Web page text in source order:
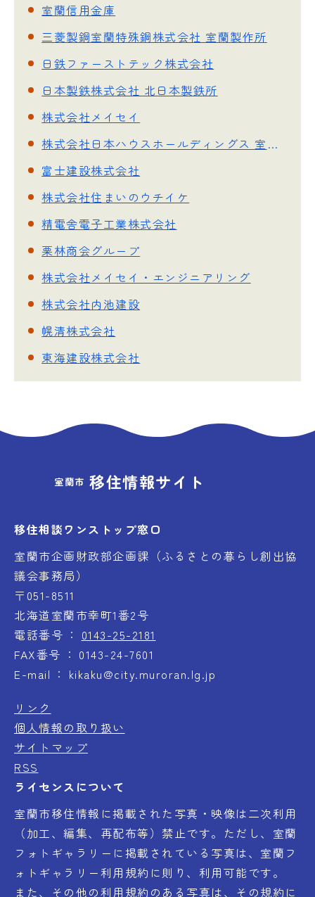
室蘭信用金庫
三菱製鋼室蘭特殊鋼株式会社 室蘭製作所
日鉄ファーストテック株式会社
日本製鉄株式会社 北日本製鉄所
株式会社メイセイ
株式会社日本ハウスホールディングス 室蘭営業所
富士建設株式会社
株式会社住まいのウチイケ
精電舎電子工業株式会社
栗林商会グループ
株式会社メイセイ・エンジニアリング
株式会社内池建設
幌清株式会社
東海建設株式会社
室蘭市 移住情報サイト
移住相談ワンストップ窓口
室蘭市企画財政部企画課（ふるさとの暮らし創出協
議会事務局）
〒051-8511
北海道室蘭市幸町1番2号
電話番号
0143-25-2181
FAX番号
0143-24-7601
E-mail
kikaku@city.muroran.lg.jp
リンク
個人情報の取り扱い
サイトマップ
RSS
ライセンスについて
室蘭市移住情報に掲載された写真・映像は二次利用
（加工、編集、再配布等）禁止です。ただし、室蘭
フォトギャラリーに掲載されている写真は、室蘭フ
ォトギャラリー利用規約に則り、利用可能です。
また、その他の利用規約のある写真は、その規約に